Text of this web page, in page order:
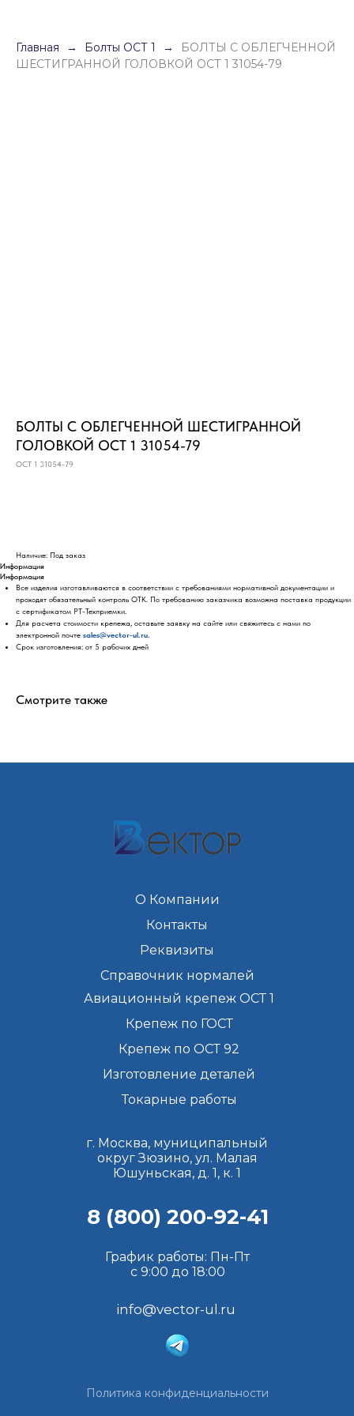
Главная Болты ОСТ 1
БОЛТЫ С ОБЛЕГЧЕННОЙ
ШЕСТИГРАННОЙ ГОЛОВКОЙ ОСТ 1 31054-79
БОЛТЫ С ОБЛЕГЧЕННОЙ ШЕСТИГРАННОЙ
ГОЛОВКОЙ ОСТ 1 31054-79
ОСТ 1 31054-79
Наличие: Под заказ
Информация
Информация
Все изделия изготавливаются в соответствии с требованиями нормативной документации и
проходят обязательный контроль ОТК. По требованию заказчика возможна поставка продукции
с сертификатом РТ-Техприемки.
Для расчета стоимости крепежа, оставьте заявку на сайте или свяжитесь с нами по
электронной почте sales@vector-ul.ru.
Срок изготовления: от 5 рабочих дней
Смотрите также
info@vector-ul.ru
График работы: Пн-Пт
с 9:00 до 18:00
г. Москва, муниципальный
округ Зюзино, ул. Малая
Юшуньская, д. 1, к. 1
О Компании
Контакты
Реквизиты
Справочник нормалей
Авиационный крепеж ОСТ 1
Крепеж по ГОСТ
Крепеж по ОСТ 92
Изготовление деталей
Токарные работы
Политика конфиденциальности
8 (800) 200-92-41